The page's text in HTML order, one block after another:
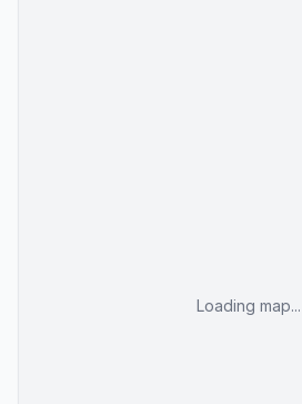
Loading map...